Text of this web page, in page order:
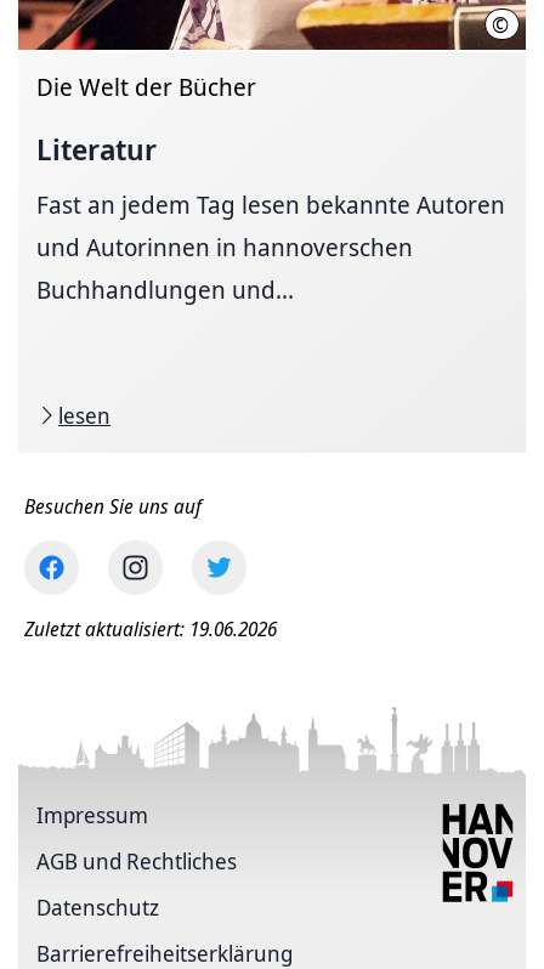
©
Die Welt der Bücher
Literatur
Fast an jedem Tag lesen bekannte Autoren
und Autorinnen in hannoverschen
Buchhandlungen und...
lesen
Besuchen Sie uns auf
Zuletzt aktualisiert: 19.06.2026
Impressum
AGB und Rechtliches
Datenschutz
Barriere­freiheits­erklärung